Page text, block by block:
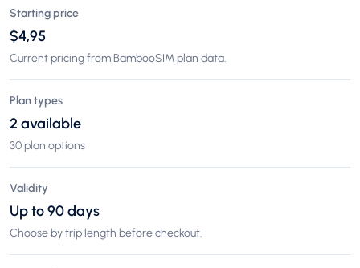
Starting price
$4,95
Current pricing from BambooSIM plan data.
Plan types
2 available
30 plan options
Validity
Up to 90 days
Choose by trip length before checkout.